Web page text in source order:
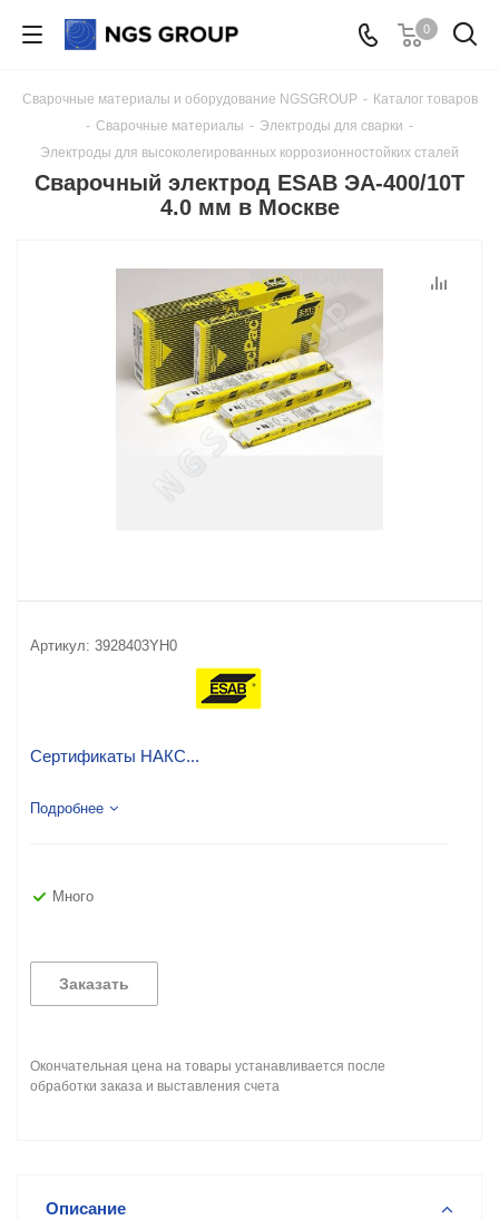
0
Сварочные материалы и оборудование NGSGROUP - Каталог товаров
- Сварочные материалы - Электроды для сварки -
Электроды для высоколегированных коррозионностойких сталей
Сварочный электрод ESAB ЭА-400/10Т
4.0 мм в Москве
Артикул: 3928403YH0
Сертификаты НАКС...
Подробнее
Много
Заказать
Окончательная цена на товары устанавливается после
обработки заказа и выставления счета
Описание